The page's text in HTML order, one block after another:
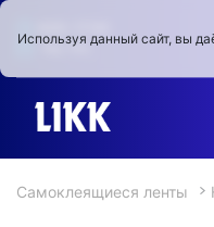
Пн.−Пт.
Продукция
Самоклеящиеся ленты
Используя данный сайт, вы